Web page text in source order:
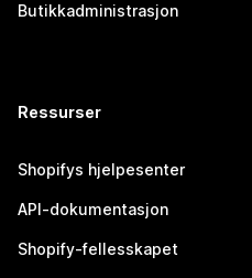
Butikkadministrasjon
Ressurser
Shopifys hjelpesenter
API-dokumentasjon
Shopify-fellesskapet